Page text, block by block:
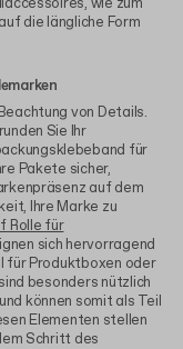
die längliche Form
von Details.
Sie Ihr
für
Pakete sicher,
auf dem
Ihre Marke zu
Rolle für
sich hervorragend
für Produktboxen oder
besonders nützlich
können somit als Teil
Elementen stellen
Schritt des